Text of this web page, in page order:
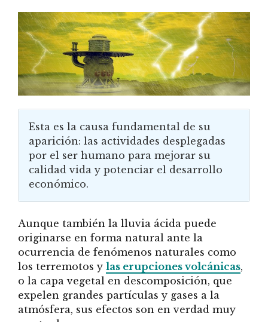
Esta es la causa fundamental de su
aparición: las actividades desplegadas
por el ser humano para mejorar su
calidad vida y potenciar el desarrollo
económico.
Aunque también la lluvia ácida puede
originarse en forma natural ante la
ocurrencia de fenómenos naturales como
los terremotos y las erupciones volcánicas,
o la capa vegetal en descomposición, que
expelen grandes partículas y gases a la
atmósfera, sus efectos son en verdad muy